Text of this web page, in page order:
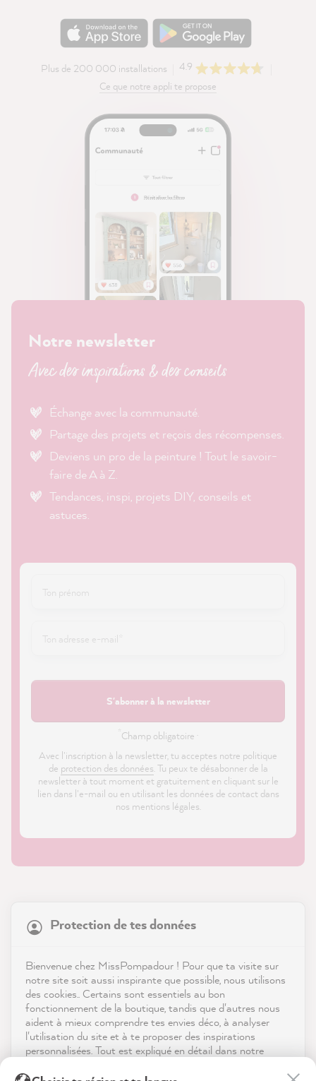
Plus de 200 000 installations
4.9
Ce que notre appli te propose
Notre newsletter
Avec des inspirations & des conseils
Échange avec la communauté.
Partage des projets et reçois des récompenses.
Deviens un pro de la peinture ! Tout le savoir-
faire de A à Z.
Tendances, inspi, projets DIY, conseils et
astuces.
S'abonner à la newsletter
Champ obligatoire ·
Avec l'inscription à la newsletter, tu acceptes notre politique
de protection des données. Tu peux te désabonner de la
newsletter à tout moment et gratuitement en cliquant sur le
lien dans l'e-mail ou en utilisant les données de contact dans
nos mentions légales.
Boutique
Service
Contact
Télécharger l'appli
Protection de tes données
Bienvenue chez MissPompadour ! Pour que ta visite sur
notre site soit aussi inspirante que possible, nous utilisons
des cookies.. Certains sont essentiels au bon
fonctionnement de la boutique, tandis que d'autres nous
aident à mieux comprendre tes envies déco, à analyser
l'utilisation du site et à te proposer des inspirations
personnalisées. Tout est expliqué en détail dans notre
reviews-io